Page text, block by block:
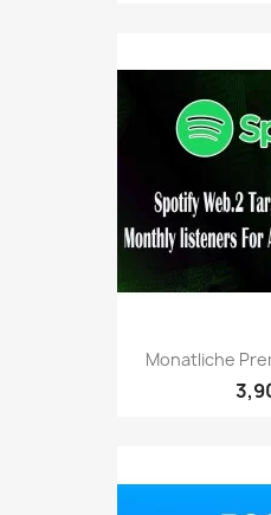
Monatliche